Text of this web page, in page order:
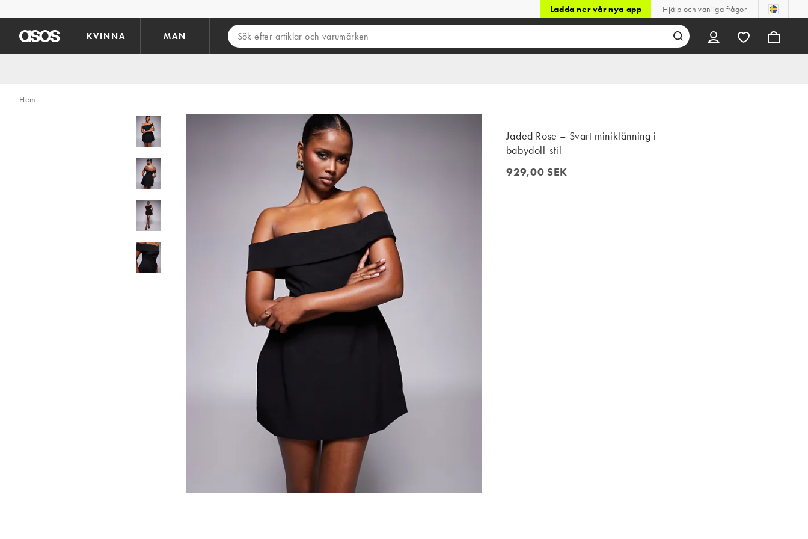
Ladda ner vår nya app Hjälp och vanliga frågor
KVINNA MAN
Hem
Jaded Rose – Svart miniklänning i
babydoll-stil
929,00 SEK
929,00 SEK